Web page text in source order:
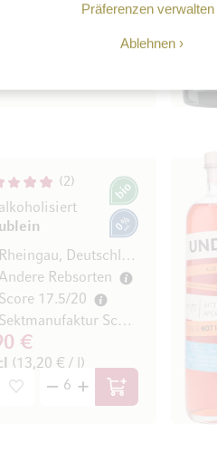
Präferenzen verwalten
Ablehnen
2
Bio
0% vol.
Rheingau, Deutschland
Rebsorten
Score 17.5/20
Sektmanufaktur Schloss Vaux AG
€
(13,20 € / l)
In den Warenkorb